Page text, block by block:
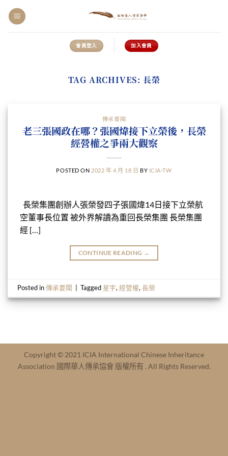
content
會員登入 加入會員
TAG ARCHIVES: 長榮
傳承要聞
老三張國政在哪？張國煒接下立榮後，長榮
經營權之爭兩大觀察
POSTED ON 2022 年 4 月 18 日 BY ICIA-TW
長榮集團創辦人張榮發四子張國煒14日接下立榮航
空董事長位置 被外界解讀為重回長榮集團 長榮集團
經 […]
CONTINUE READING →
Posted in傳承要聞 Tagged 星宇,經營權,長榮
Copyright © 2021 ICIA International Chinese Inheritance
Association 國際華人傳承協會 版權所有 . All Rights Reserved.